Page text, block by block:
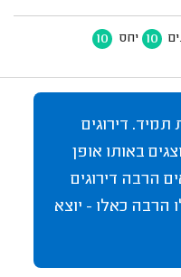
10 יחס 10
דירוגים
באותו אופן
הרבה דירוגים
הרבה כאלו - יוצא